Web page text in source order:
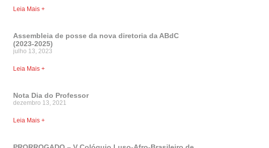
Leia Mais +
Assembleia de posse da nova diretoria da ABdC
(2023-2025)
julho 13, 2023
Leia Mais +
Nota Dia do Professor
dezembro 13, 2021
Leia Mais +